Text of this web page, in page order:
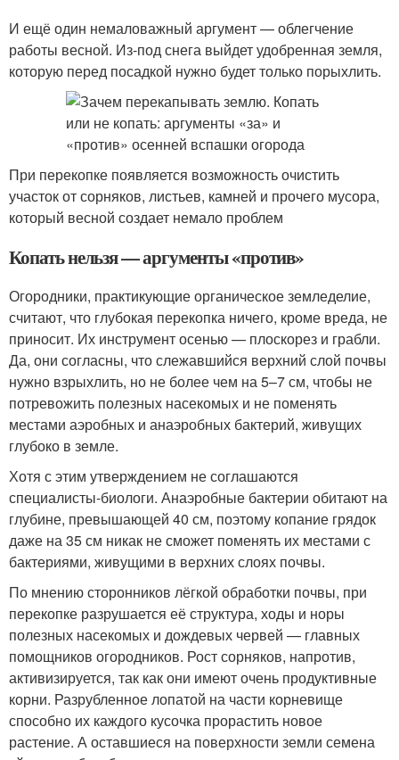
И ещё один немаловажный аргумент — облегчение
работы весной. Из-под снега выйдет удобренная земля,
которую перед посадкой нужно будет только порыхлить.
При перекопке появляется возможность очистить
участок от сорняков, листьев, камней и прочего мусора,
который весной создает немало проблем
Копать нельзя — аргументы «против»
Огородники, практикующие органическое земледелие,
считают, что глубокая перекопка ничего, кроме вреда, не
приносит. Их инструмент осенью — плоскорез и грабли.
Да, они согласны, что слежавшийся верхний слой почвы
нужно взрыхлить, но не более чем на 5–7 см, чтобы не
потревожить полезных насекомых и не поменять
местами аэробных и анаэробных бактерий, живущих
глубоко в земле.
Хотя с этим утверждением не соглашаются
специалисты-биологи. Анаэробные бактерии обитают на
глубине, превышающей 40 см, поэтому копание грядок
даже на 35 см никак не сможет поменять их местами с
бактериями, живущими в верхних слоях почвы.
По мнению сторонников лёгкой обработки почвы, при
перекопке разрушается её структура, ходы и норы
полезных насекомых и дождевых червей — главных
помощников огородников. Рост сорняков, напротив,
активизируется, так как они имеют очень продуктивные
корни. Разрубленное лопатой на части корневище
способно их каждого кусочка прорастить новое
растение. А оставшиеся на поверхности земли семена